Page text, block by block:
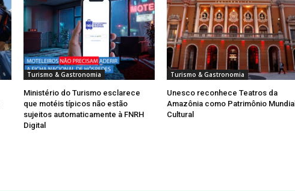
Turismo & Gastronomia
Ministério do Turismo esclarece
que motéis típicos não estão
sujeitos automaticamente à FNRH
Digital
Turismo & Gastronomia
Unesco reconhece Teatros da
Amazônia como Patrimônio Mundial
Cultural